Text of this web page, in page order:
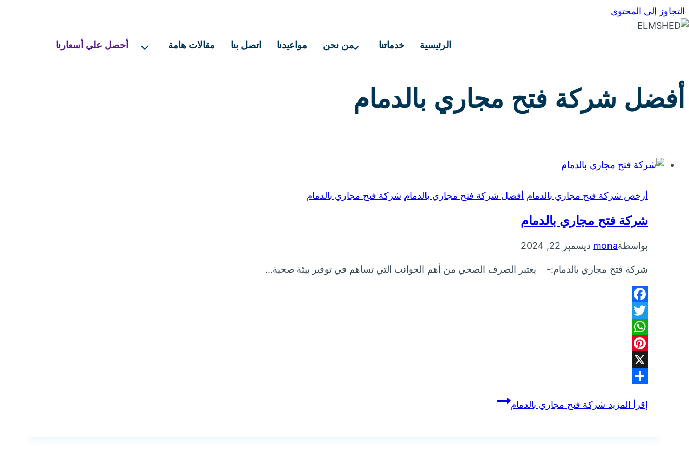
التجاوز إلى المحتوى
الرئيسية خدماتنا من نحن مواعيدنا اتصل بنا مقالات هامة أحصل علي أسعارنا
أفضل شركة فتح مجاري بالدمام
أرخص شركة فتح مجاري بالدمام أفضل شركة فتح مجاري بالدمام شركة فتح مجاري بالدمام
شركة فتح مجاري بالدمام
بواسطةmona ديسمبر 22, 2024
شركة فتح مجاري بالدمام:- يعتبر الصرف الصحي من أهم الجوانب التي تساهم في توفير بيئة صحية…
Facebook
Twitter
WhatsApp
Pinterest
X
إقرأ المزيد شركة فتح مجاري بالدمام